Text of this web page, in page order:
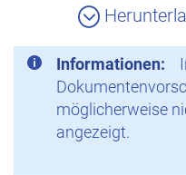
Informationen:
möglicherweise
angezeigt.